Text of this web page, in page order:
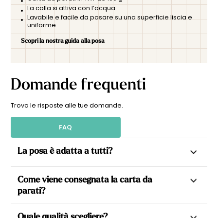
La colla si attiva con l’acqua
Lavabile e facile da posare su una superficie liscia e
uniforme.
Scopri la nostra guida alla posa
Domande frequenti
Trova le risposte alle tue domande.
FAQ
La posa è adatta a tutti?
tessuto), il che consente di applicare la colla direttamente
sulla parete, rendendo la posa più semplice e veloce.
Come viene consegnata la carta da
parati?